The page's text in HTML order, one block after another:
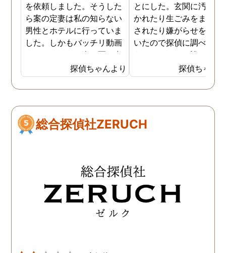
を依頼しました。そうした
ら案の定妻は私の知らない
男性とホテルに行っていま
した。しかもバッチリ動画
でキスしている姿が写し出
されていました。本当にシ
ョックでしたが、これでス
ッキリしました。裁判では
士と一緒に戦っていこうと
思います。探偵に支払った
れからもサポートしていき
ますから。」と言う探偵か
らの言葉には本当に励まさ
れました。これからも弁護
士同様にサポートをお願い
探偵ちゃんより
とにした。玄関に汚物を
かれたり生ごみをまき散
されたり嫌がらせを受け
いたので探偵に調べても
うことにした。誰がやっ
いるのか何が原因なのか
べてもらうと隣の奥さん
った。痴呆症が進み被害
だ。普段は普通なのに夜
なるとおかしくなってそ
探偵ちゃん
総合探偵社ZERUCH